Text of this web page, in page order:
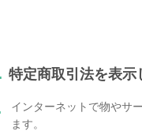
特定商取引法を表示
インターネットで物やサ
ます。